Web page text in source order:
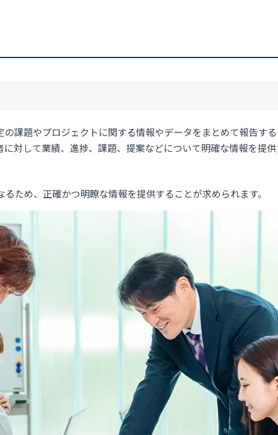
の課題やプロジェクトに関する情報やデータをまとめて報告す
対して業績、進捗、課題、提案などについて明確な情報を提
るため、正確かつ明瞭な情報を提供することが求められます。